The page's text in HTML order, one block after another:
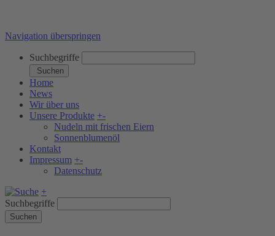
Navigation überspringen
Suchbegriffe
Suchen
Home
News
Wir über uns
Unsere Produkte +-
Nudeln mit frischen Eiern
Sonnenblumenöl
Kontakt
Impressum +-
Datenschutz
+
Suchbegriffe
Suchen